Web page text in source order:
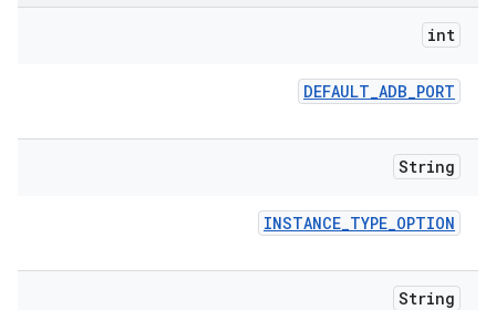
int
DEFAULT_ADB_PORT
String
INSTANCE_TYPE_OPTION
String